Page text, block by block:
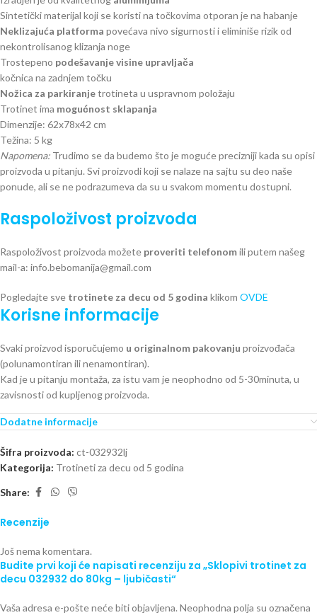
Sintetički materijal koji se koristi na točkovima otporan je na habanje
Neklizajuća platforma povećava nivo sigurnosti i eliminiše rizik od
nekontrolisanog klizanja noge
Trostepeno podešavanje visine upravljača
kočnica na zadnjem točku
Nožica za parkiranjetrotineta u uspravnom položaju
Trotinet ima mogućnost sklapanja
Dimenzije: 62x78x42 cm
Težina: 5 kg
Napomena: Trudimo se da budemo što je moguće precizniji kada su opisi
proizvoda u pitanju. Svi proizvodi koji se nalaze na sajtu su deo naše
ponude, ali se ne podrazumeva da su u svakom momentu dostupni.
Raspoloživost proizvoda
Raspoloživost proizvoda možete proveriti telefonomili putem našeg
mail-a: info.bebomanija@gmail.com
Pogledajte sve trotinete za decu od 5 godina klikom OVDE
Korisne informacije
Svaki proizvod isporučujemo u originalnom pakovanju proizvođača
(polunamontiran ili nenamontiran).
Kad je u pitanju montaža, za istu vam je neophodno od 5-30minuta, u
zavisnosti od kupljenog proizvoda.
Dodatne informacije
Šifra proizvoda: ct-032932lj
Kategorija: Trotineti za decu od 5 godina
Share:
Recenzije
Još nema komentara.
Budite prvi koji će napisati recenziju za „Sklopivi trotinet za
decu 032932 do 80kg – ljubičasti“
Vaša adresa e-pošte neće biti objavljena. Neophodna polja su označena